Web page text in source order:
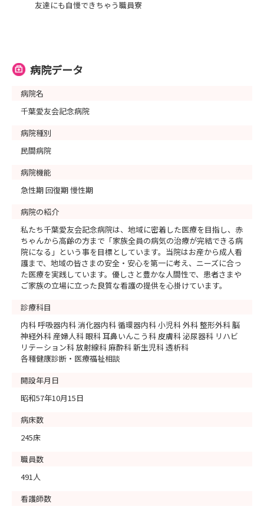
友達にも自慢できちゃう職員寮
病院データ
病院名
千葉愛友会記念病院
病院種別
民間病院
病院機能
急性期 回復期 慢性期
病院の紹介
私たち千葉愛友会記念病院は、地域に密着した医療を目指し、赤
ちゃんから高齢の方まで「家族全員の病気の治療が完結できる病
院になる」という事を目標としています。当院はお産から成人看
護まで、地域の皆さまの安全・安心を第一に考え、ニーズに合っ
た医療を実践しています。優しさと豊かな人間性で、患者さまや
ご家族の立場に立った良質な看護の提供を心掛けています。
診療科目
内科 呼吸器内科 消化器内科 循環器内科 小児科 外科 整形外科 脳
神経外科 産婦人科 眼科 耳鼻いんこう科 皮膚科 泌尿器科 リハビ
リテーション科 放射線科 麻酔科 新生児科 透析科
各種健康診断・医療福祉相談
開設年月日
昭和57年10月15日
病床数
245床
職員数
491人
看護師数